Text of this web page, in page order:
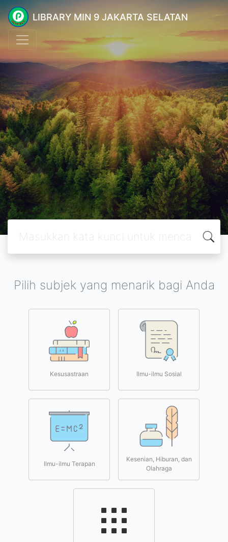
LIBRARY MIN 9 JAKARTA SELATAN
Pilih subjek yang menarik bagi Anda
Kesusastraan Ilmu-ilmu Sosial
Ilmu-ilmu Terapan
Kesenian, Hiburan, dan
Olahraga